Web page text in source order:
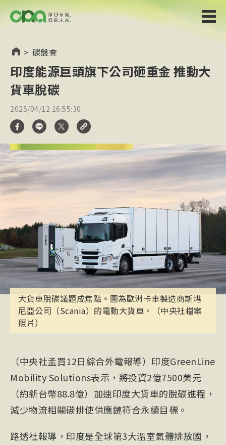
> 碳盤查
印度能源巨頭旗下公司砸重金 推動大
貨車脫碳
2025/04/12 16:55:30
大貨車脫碳議題成焦點。圖為歐洲卡車製造商斯堪
尼亞公司（Scania）的電動大貨車。（中央社檔案
照片）
（中央社孟買12日綜合外電報導）印度GreenLine
Mobility Solutions表示，將投資2億7500美元
（約新台幣88.8億）加速印度大貨車的脫碳進程，
減少物流相關碳排使供應鏈符合永續目標。
路透社報導，印度是全球第3大溫室氣體排放國，